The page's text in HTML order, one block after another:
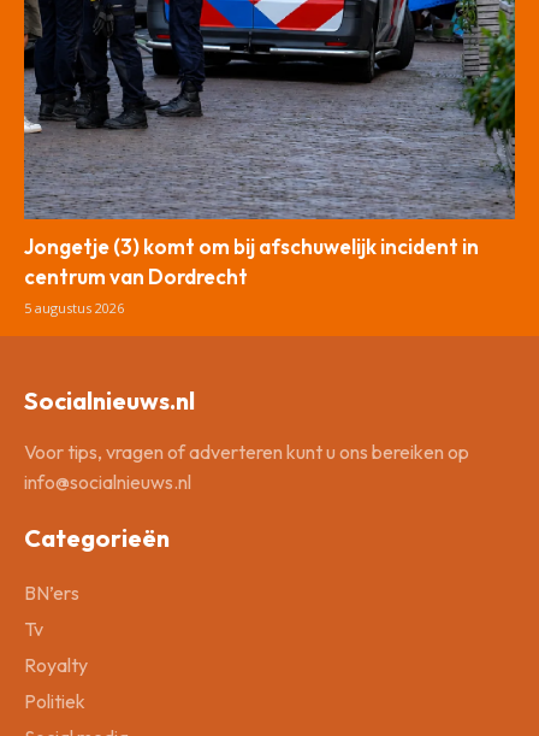
Jongetje (3) komt om bij afschuwelijk incident in
centrum van Dordrecht
5 augustus 2026
Socialnieuws.nl
Voor tips, vragen of adverteren kunt u ons bereiken op
info@socialnieuws.nl
Categorieën
BN’ers
Tv
Royalty
Politiek